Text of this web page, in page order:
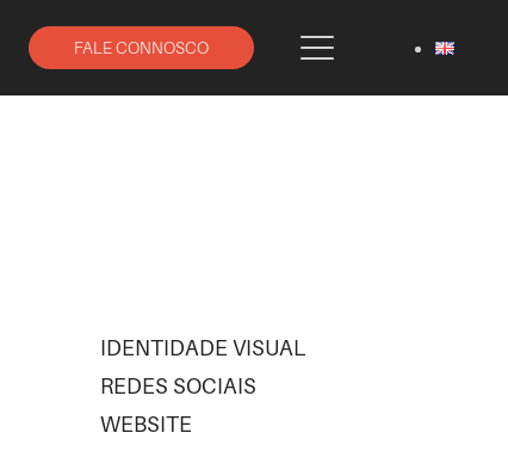
FALE CONNOSCO
IDENTIDADE VISUAL
REDES SOCIAIS
WEBSITE